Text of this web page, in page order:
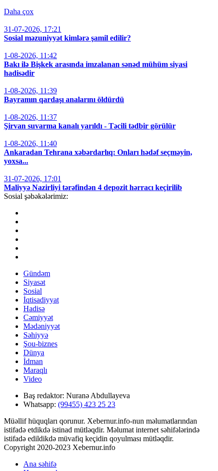
Daha çox
31-07-2026, 17:21
Sosial məzuniyyət kimlərə şamil edilir?
1-08-2026, 11:42
Bakı ilə Bişkek arasında imzalanan sənəd mühüm siyasi
hadisədir
1-08-2026, 11:39
Bayramın qardaşı analarını öldürdü
1-08-2026, 11:37
Şirvan suvarma kanalı yarıldı - Təcili tədbir görülür
1-08-2026, 11:40
Ankaradan Tehrana xəbərdarlıq: Onları hədəf seçməyin,
yoxsa...
31-07-2026, 17:01
Maliyyə Nazirliyi tərəfindən 4 depozit hərracı keçirilib
Sosial şəbəkələrimiz:
Gündəm
Siyasət
Sosial
İqtisadiyyat
Hadisə
Cəmiyyət
Mədəniyyət
Səhiyyə
Şou-biznes
Dünya
İdman
Maraqlı
Video
Baş redaktor: Nuranə Abdullayeva
Whatsapp: (99455) 423 25 23
Müəllif hüquqları qorunur. Xebernur.info-nun məlumatlarından
istifadə etdikdə istinad mütləqdir. Məlumat internet səhifələrində
istifadə edildikdə müvafiq keçidin qoyulması mütləqdir.
Copyright 2020-2023 Xebernur.info
Ana səhifə